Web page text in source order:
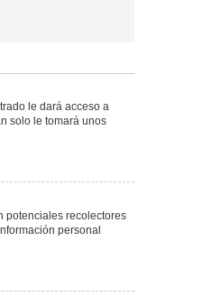
le dará acceso a
solo le tomará unos
potenciales recolectores
personal